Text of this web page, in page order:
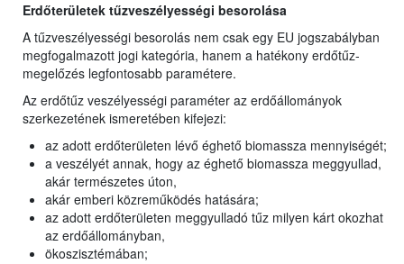
Erdőterületek tűzveszélyességi besorolása
A tűzveszélyességi besorolás nem csak egy EU jogszabályban
megfogalmazott jogi kategória, hanem a hatékony erdőtűz-
megelőzés legfontosabb paramétere.
Az erdőtűz veszélyességi paraméter az erdőállományok
szerkezetének ismeretében kifejezi:
az adott erdőterületen lévő éghető biomassza mennyiségét;
a veszélyét annak, hogy az éghető biomassza meggyullad,
akár természetes úton,
akár emberi közreműködés hatására;
az adott erdőterületen meggyulladó tűz milyen kárt okozhat
az erdőállományban,
ökoszisztémában;